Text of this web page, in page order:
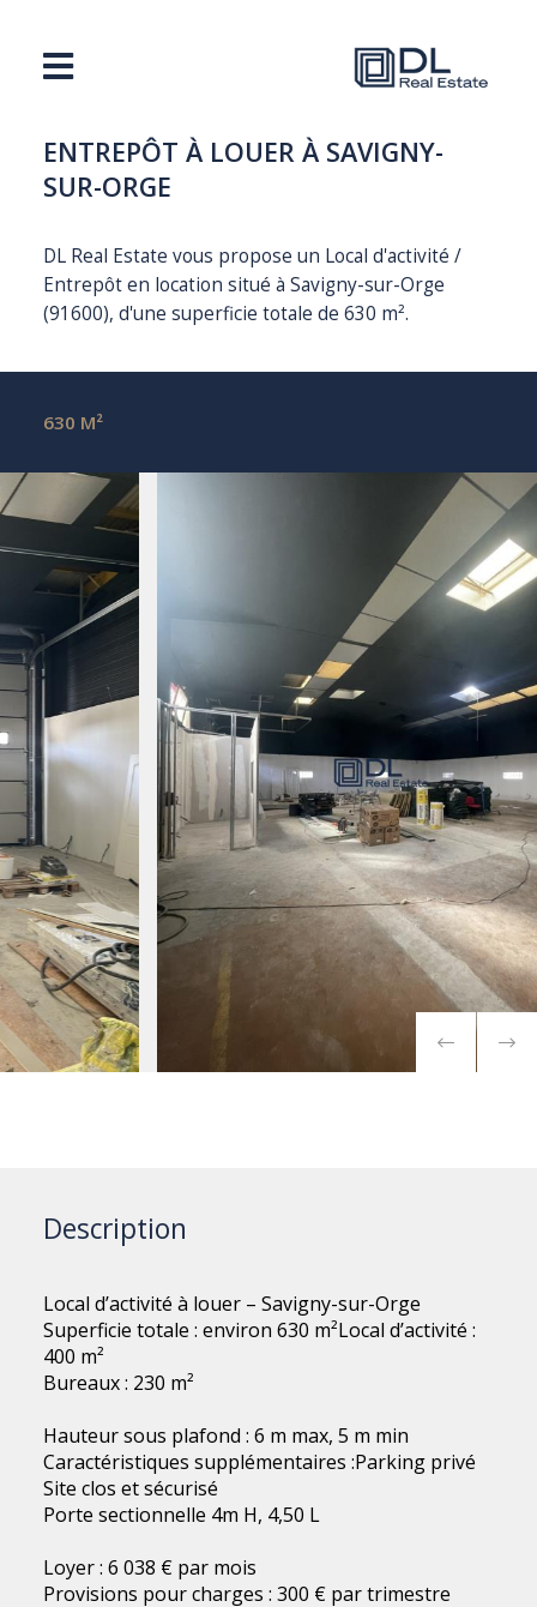
ENTREPÔT À LOUER À SAVIGNY-
SUR-ORGE
DL Real Estate vous propose un Local d'activité /
Entrepôt en location situé à Savigny-sur-Orge
(91600), d'une superficie totale de 630 m².
630 M²
Description
Local d’activité à louer – Savigny-sur-Orge
Superficie totale : environ 630 m²Local d’activité :
400 m²
Bureaux : 230 m²
Hauteur sous plafond : 6 m max, 5 m min
Caractéristiques supplémentaires :Parking privé
Site clos et sécurisé
Porte sectionnelle 4m H, 4,50 L
Loyer : 6 038 € par mois
Provisions pour charges : 300 € par trimestre